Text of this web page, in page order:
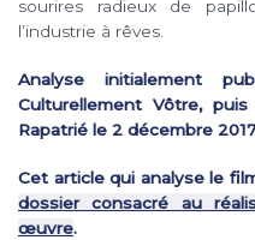
sourires radieux de
l’industrie à rêves.
Analyse initialement
Culturellement Vôtre,
Rapatrié le 2 décembre
Cet article qui analyse le
dossier consacré au
œuvre.